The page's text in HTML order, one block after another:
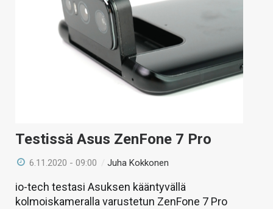
Testissä Asus ZenFone 7 Pro
6.11.2020 - 09:00 /Juha Kokkonen
io-tech testasi Asuksen kääntyvällä
kolmoiskameralla varustetun ZenFone 7 Pro